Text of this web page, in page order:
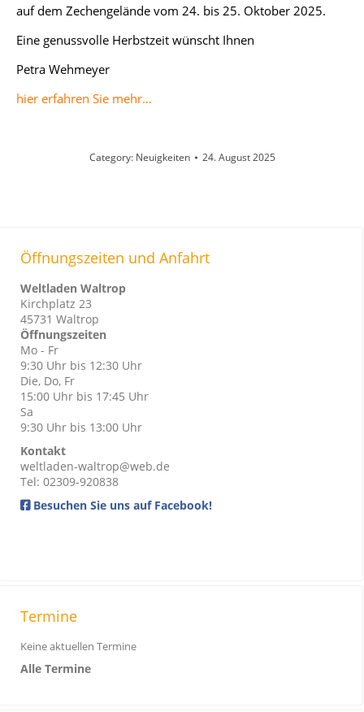
auf dem Zechengelände vom 24. bis 25. Oktober 2025.
Eine genussvolle Herbstzeit wünscht Ihnen
Petra Wehmeyer
hier erfahren Sie mehr…
Category: Neuigkeiten 24. August 2025
Öffnungszeiten und Anfahrt
Weltladen Waltrop
Kirchplatz 23
45731 Waltrop
Öffnungszeiten
Mo - Fr
9:30 Uhr bis 12:30 Uhr
Die, Do, Fr
15:00 Uhr bis 17:45 Uhr
Sa
9:30 Uhr bis 13:00 Uhr
Kontakt
weltladen-waltrop@web.de
Tel: 02309-920838
Besuchen Sie uns auf Facebook!
Termine
Keine aktuellen Termine
Alle Termine